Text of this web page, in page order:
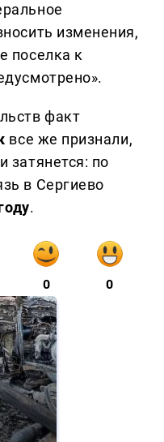
изменения,
поселка к
факт
все же признали,
затянется: по
в Сергиево
.
0 0